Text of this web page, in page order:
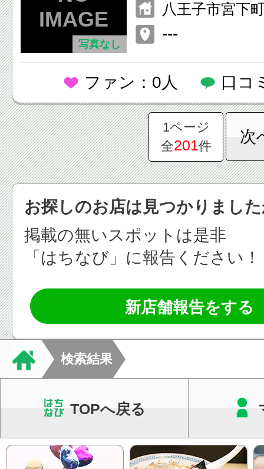
写真なし
八王子市宮下
---
ファン：0人 口コ
1ページ
全201件
次
お探しのお店は見つかりまし
掲載の無いスポットは是非
「はちなび」に報告ください！
新店舗報告をする
検索結果
TOPへ戻る